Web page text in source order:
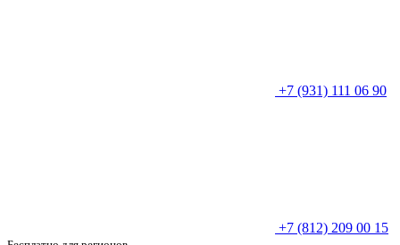
+7 (931) 111 06 90
+7 (812) 209 00 15